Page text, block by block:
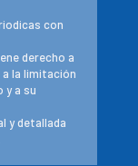
con
derecho a
la limitación
y a su
y detallada